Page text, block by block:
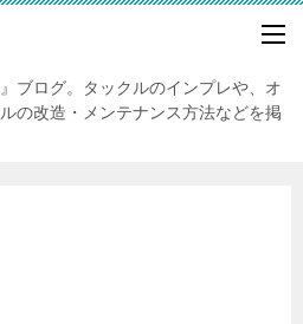
ブログ。タックルのインプレや、オ
の改造・メンテナンス方法などを掲